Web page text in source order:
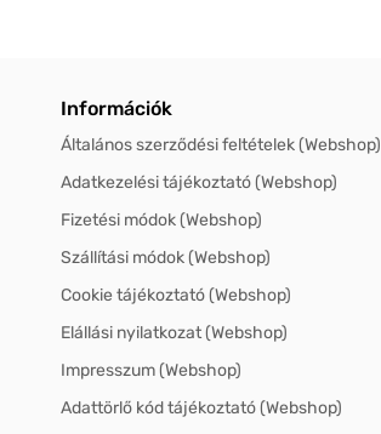
Információk
Általános szerződési feltételek (Webshop)
Adatkezelési tájékoztató (Webshop)
Fizetési módok (Webshop)
Szállítási módok (Webshop)
Cookie tájékoztató (Webshop)
Elállási nyilatkozat (Webshop)
Impresszum (Webshop)
Adattörlő kód tájékoztató (Webshop)